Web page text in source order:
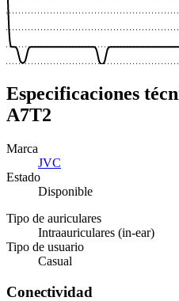
Especificaciones
A7T2
Marca
JVC
Estado
Disponible
Tipo de auriculares
Intraauriculares (in-ear)
Tipo de usuario
Casual
Conectividad